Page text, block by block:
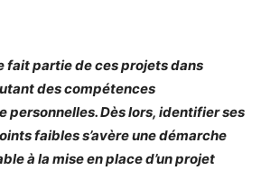
fait partie de ces projets dans
des compétences
personnelles. Dès lors, identifier ses
faibles s’avère une démarche
à la mise en place d’un projet